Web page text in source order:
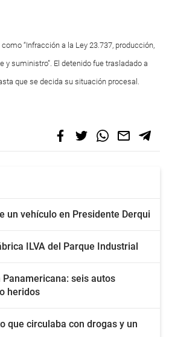
“Infracción a la Ley 23.737, producción,
y suministro”. El detenido fue trasladado a
que se decida su situación procesal.
un vehículo en Presidente Derqui
ILVA del Parque Industrial
seis autos
heridos
que circulaba con drogas y un